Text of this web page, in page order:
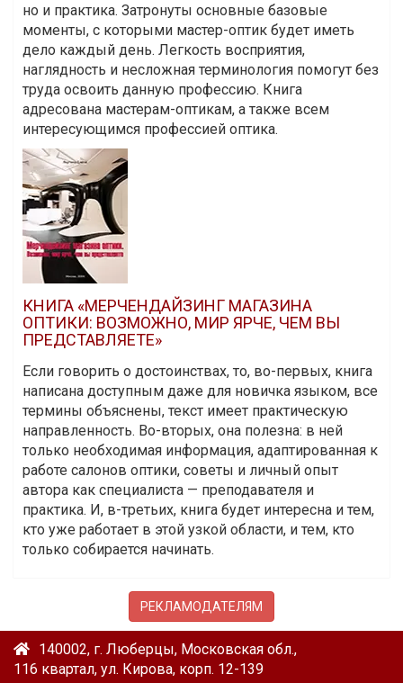
но и практика. Затронуты основные базовые
моменты, с которыми мастер-оптик будет иметь
дело каждый день. Легкость восприятия,
наглядность и несложная терминология помогут без
труда освоить данную профессию. Книга
адресована мастерам-оптикам, а также всем
интересующимся профессией оптика.
КНИГА «МЕРЧЕНДАЙЗИНГ МАГАЗИНА
ОПТИКИ: ВОЗМОЖНО, МИР ЯРЧЕ, ЧЕМ ВЫ
ПРЕДСТАВЛЯЕТЕ»
Если говорить о достоинствах, то, во-первых, книга
написана доступным даже для новичка языком, все
термины объяснены, текст имеет практическую
направленность. Во-вторых, она полезна: в ней
только необходимая информация, адаптированная к
работе салонов оптики, советы и личный опыт
автора как специалиста — преподавателя и
практика. И, в-третьих, книга будет интересна и тем,
кто уже работает в этой узкой области, и тем, кто
только собирается начинать.
РЕКЛАМОДАТЕЛЯМ
140002, г. Люберцы, Московская обл.,
116 квартал, ул. Кирова, корп. 12-139